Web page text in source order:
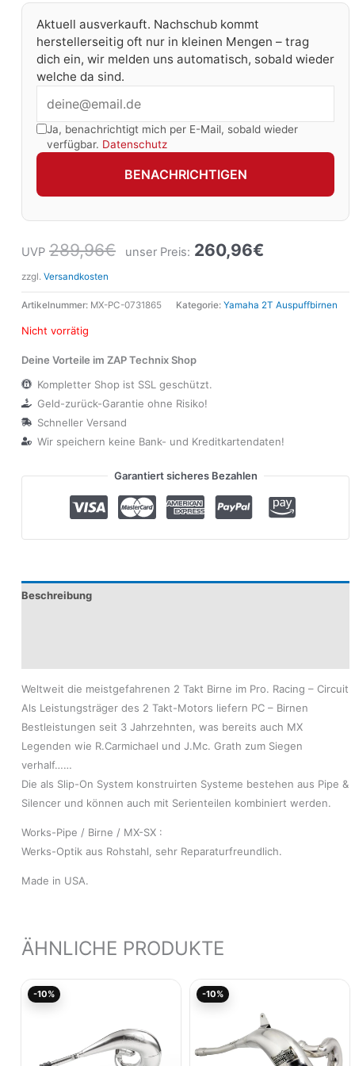
Aktuell ausverkauft. Nachschub kommt
herstellerseitig oft nur in kleinen Mengen – trag
dich ein, wir melden uns automatisch, sobald wieder
welche da sind.
Ja, benachrichtigt mich per E-Mail, sobald wieder
verfügbar. Datenschutz
BENACHRICHTIGEN
UVP 289,96€ unser Preis: 260,96€
zzgl. Versandkosten
Artikelnummer: MX-PC-0731865 Kategorie: Yamaha 2T Auspuffbirnen
Nicht vorrätig
Deine Vorteile im ZAP Technix Shop
Kompletter Shop ist SSL geschützt.
Geld-zurück-Garantie ohne Risiko!
Schneller Versand
Wir speichern keine Bank- und Kreditkartendaten!
Garantiert sicheres Bezahlen
Beschreibung
Weltweit die meistgefahrenen 2 Takt Birne im Pro. Racing – Circuit
Als Leistungsträger des 2 Takt-Motors liefern PC – Birnen
Bestleistungen seit 3 Jahrzehnten, was bereits auch MX
Legenden wie R.Carmichael und J.Mc. Grath zum Siegen
verhalf……
Die als Slip-On System konstruirten Systeme bestehen aus Pipe &
Silencer und können auch mit Serienteilen kombiniert werden.
Works-Pipe / Birne / MX-SX :
Werks-Optik aus Rohstahl, sehr Reparaturfreundlich.
Made in USA.
ÄHNLICHE PRODUKTE
-10% -10%
369,95€
332,95€.